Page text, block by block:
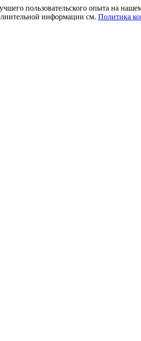
пользовательского опыта на
информации см. Политика